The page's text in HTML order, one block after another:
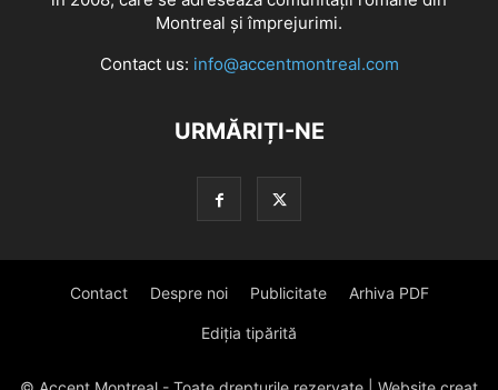
Montreal şi împrejurimi.
Contact us: info@accentmontreal.com
URMĂRIȚI-NE
Contact Despre noi Publicitate Arhiva PDF
Ediția tipărită